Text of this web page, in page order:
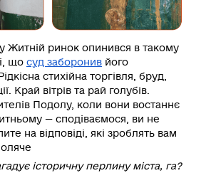
Житній ринок опинився в такому
що суд заборонив його
стихійна торгівля, бруд,
Край вітрів та рай голубів.
Подолу, коли вони востаннє
— сподіваємося, ви не
на відповіді, які зроблять вам
історичну перлину міста, га?